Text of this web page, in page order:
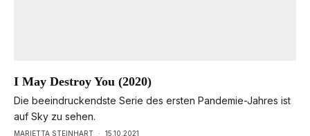
I May Destroy You (2020)
Die beeindruckendste Serie des ersten Pandemie-Jahres ist
auf Sky zu sehen.
MARIETTA STEINHART · 15.10.2021